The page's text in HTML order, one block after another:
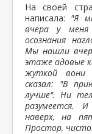
На своей
написала: "Я
вчера у
осознания
Мы нашли
этаже адовые
жуткой вони
сказал: "В
лучше". Ни
разумеется.
наверх, на
Простор,